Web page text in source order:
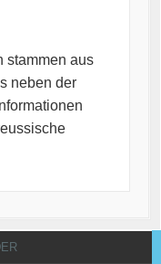
stammen aus
neben der